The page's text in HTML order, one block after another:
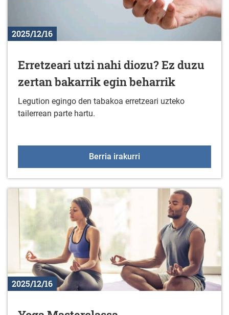
2025/12/16
Erretzeari utzi nahi diozu? Ez duzu
zertan bakarrik egin beharrik
Legution egingo den tabakoa erretzeari uzteko
tailerrean parte hartu.
Berria irakurri
2025/12/16